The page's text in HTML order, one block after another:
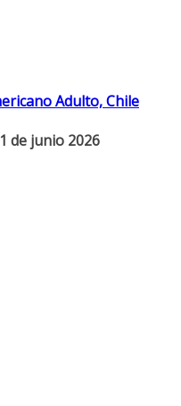
Adulto, Chile
de junio 2026